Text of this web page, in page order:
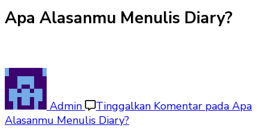
Apa Alasanmu Menulis Diary?
Admin Tinggalkan Komentar pada Apa
Alasanmu Menulis Diary?